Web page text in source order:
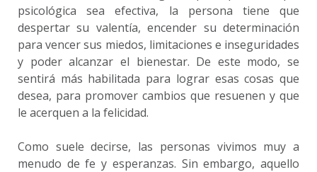
psicológica sea efectiva, la persona tiene que
despertar su valentía, encender su determinación
para vencer sus miedos, limitaciones e inseguridades
y poder alcanzar el bienestar. De este modo, se
sentirá más habilitada para lograr esas cosas que
desea, para promover cambios que resuenen y que
le acerquen a la felicidad.
Como suele decirse, las personas vivimos muy a
menudo de fe y esperanzas. Sin embargo, aquello